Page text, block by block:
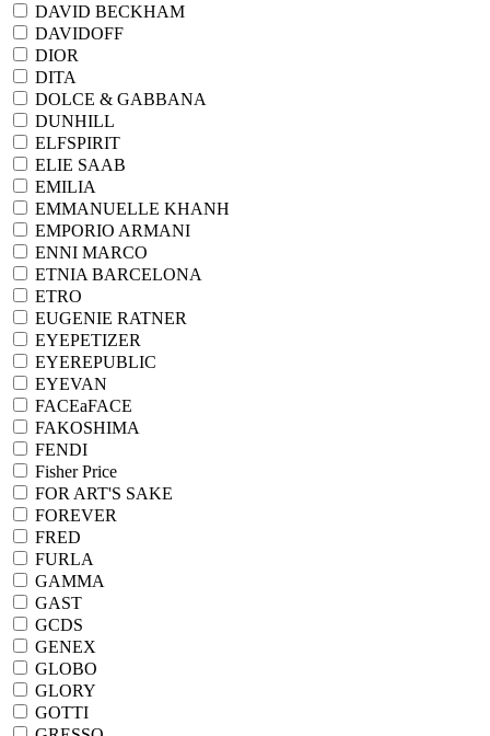
DAVID BECKHAM
DAVIDOFF
DIOR
DITA
DOLCE & GABBANA
DUNHILL
ELFSPIRIT
ELIE SAAB
EMILIA
EMMANUELLE KHANH
EMPORIO ARMANI
ENNI MARCO
ETNIA BARCELONA
ETRO
EUGENIE RATNER
EYEPETIZER
EYEREPUBLIC
EYEVAN
FACEaFACE
FAKOSHIMA
FENDI
Fisher Price
FOR ART'S SAKE
FOREVER
FRED
FURLA
GAMMA
GAST
GCDS
GENEX
GLOBO
GLORY
GOTTI